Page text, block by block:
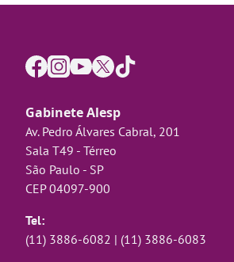
Gabinete Alesp
Av. Pedro Álvares Cabral, 201
Sala T49 - Térreo
São Paulo - SP
CEP 04097-900
Tel:
(11) 3886-6082 | (11) 3886-6083